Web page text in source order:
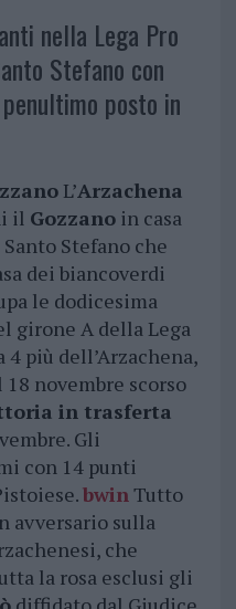
nella Lega Pro
Stefano con
posto in
L’Arzachena
il Gozzanoin casa
Stefano che
dei biancoverdi
le dodicesima
girone A della Lega
4 più dell’Arzachena,
novembre scorso
in trasferta
Gli
con 14 punti
bwinTutto
avversario sulla
che
la rosa esclusi gli